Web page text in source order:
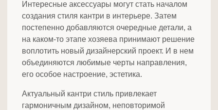
Интересные аксессуары могут стать началом
создания стиля кантри в интерьере. Затем
постепенно добавляются очередные детали, а
на каком-то этапе хозяева принимают решение
воплотить новый дизайнерский проект. И в нем
объединяются любимые черты направления,
его особое настроение, эстетика.
Актуальный кантри стиль привлекает
гармоничным дизайном, неповторимой